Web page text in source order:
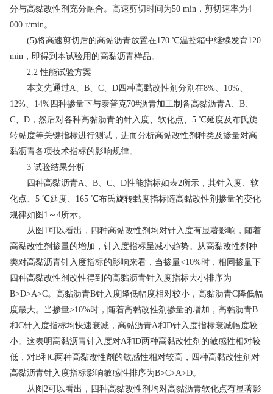
分与高黏改性剂充分融合。高速剪切时间为50 min，剪切速率为4
000 r/min。
(5)将高速剪切后的高黏沥青放置在170 ℃温控箱中继续发育120
min，即得到本试验用的高黏沥青样品。
2.2 性能试验方案
本文先通过A、B、C、D四种高黏改性剂分别在8%、10%、
12%、14%四种掺量下与泰普克70#沥青加工制备高黏沥青A、B、
C、D，然后对各种高黏沥青的针入度、软化点、5 ℃延度及布氏旋
转黏度等关键指标进行测试，进而分析高黏改性剂种类及掺量对高
黏沥青各项技术指标的影响规律。
3 试验结果分析
四种高黏沥青A、B、C、D性能指标如表2所示，其针入度、软
化点、5 ℃延度、165 ℃布氏旋转黏度指标随高黏改性剂掺量的变化
规律如图1～4所示。
从图1可以看出，四种高黏改性剂均对针入度有显著影响，随着
高黏改性剂掺量的增加，针入度指标呈减小趋势。从高黏改性剂种
类对高黏沥青针入度指标的影响来看，当掺量<10%时，相同掺量下
四种高黏改性剂改性得到的高黏沥青针入度指标大小排序为
B>D>A>C。高黏沥青B针入度降低幅度相对较小，高黏沥青C降低幅
度最大。当掺量>10%时，随着高黏改性剂掺量的增加，高黏沥青B
和C针入度指标均快速衰减，高黏沥青A和D针入度指标衰减幅度较
小。这表明高黏沥青针入度对A和D两种高黏改性剂的敏感性相对较
低，对B和C两种高黏改性劑的敏感性相对较高，四种高黏改性剂对
高黏沥青针入度指标影响敏感性排序为B>C>A>D。
从图2可以看出，四种高黏改性剂均对高黏沥青软化点有显著影